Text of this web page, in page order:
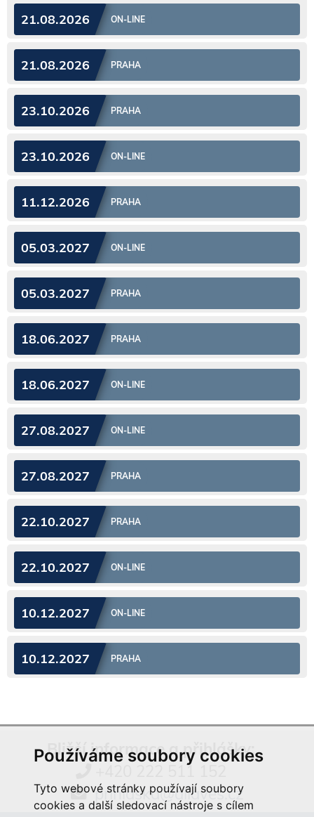
Používáme soubory cookies
Tyto webové stránky používají soubory
cookies a další sledovací nástroje s cílem
21.08.2026 ON-LINE
21.08.2026 PRAHA
23.10.2026 PRAHA
23.10.2026 ON-LINE
11.12.2026 PRAHA
05.03.2027 ON-LINE
05.03.2027 PRAHA
18.06.2027 PRAHA
18.06.2027 ON-LINE
27.08.2027 ON-LINE
27.08.2027 PRAHA
22.10.2027 PRAHA
22.10.2027 ON-LINE
10.12.2027 ON-LINE
10.12.2027 PRAHA
Bližší informace a přihlášky:
+420 222 511 152
prihlaska@aliaves.cz